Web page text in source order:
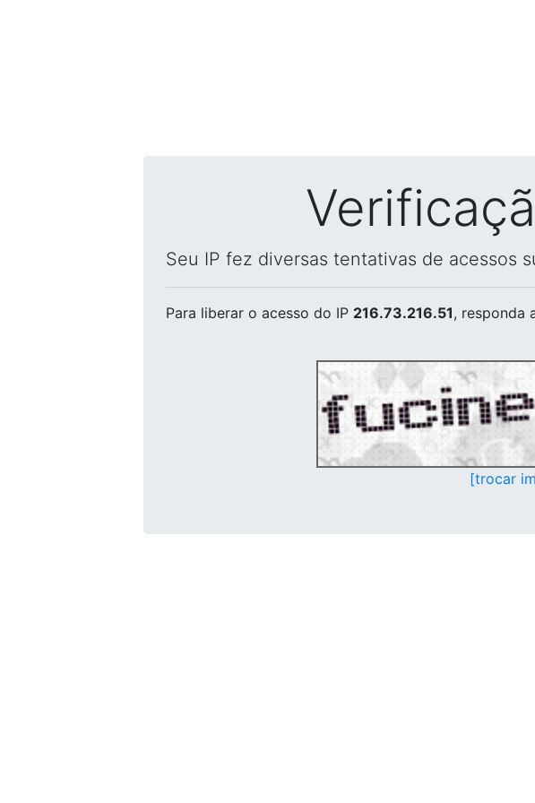
Seu IP fez diversas tentativas de acessos
Para liberar o acesso do IP 216.73.216.51, responda
[trocar